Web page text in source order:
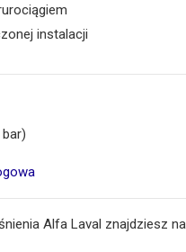
instalacji
Alfa Laval znajdziesz na